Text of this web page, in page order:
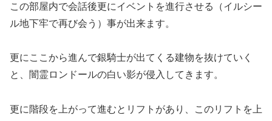
この部屋内で会話後更にイベントを進行させる（イルシー
ル地下牢で再び会う）事が出来ます。
更にここから進んで銀騎士が出てくる建物を抜けていく
と、闇霊ロンドールの白い影が侵入してきます。
更に階段を上がって進むとリフトがあり、このリフトを上